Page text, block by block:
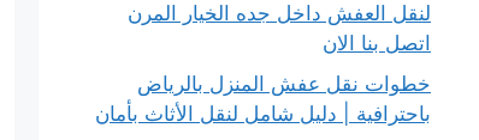
لنقل العفش داخل جده الخيار المرن
اتصل بنا الان
خطوات نقل عفش المنزل بالرياض
باحترافية | دليل شامل لنقل الأثاث بأمان